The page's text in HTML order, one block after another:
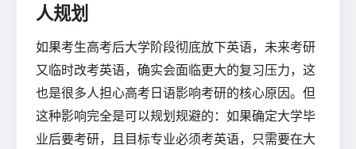
人规划
如果考生高考后大学阶段彻底放下英语，未来考研
又临时改考英语，确实会面临更大的复习压力，这
也是很多人担心高考日语影响考研的核心原因。但
这种影响完全是可以规划规避的：如果确定大学毕
业后要考研，且目标专业必须考英语，只需要在大